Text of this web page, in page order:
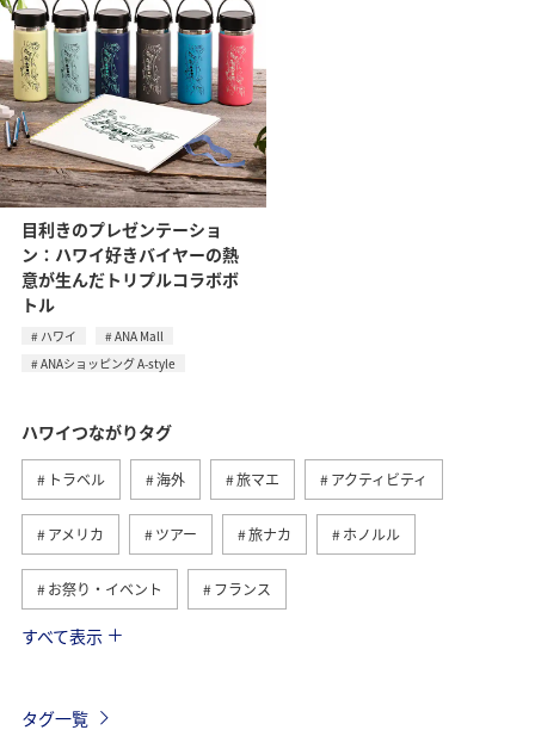
目利きのプレゼンテーショ
ン：ハワイ好きバイヤーの熱
意が生んだトリプルコラボボ
トル
ハワイ
ANA Mall
ANAショッピング A-style
ハワイつながりタグ
トラベル 海外 旅マエ アクティビティ
アメリカ ツアー 旅ナカ ホノルル
お祭り・イベント フランス
スペイン
すべて表示
タグ一覧